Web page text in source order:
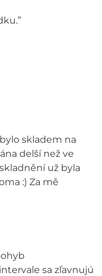
skladem na
delší než ve
už byla
:) Za mě
sa zľavnujú